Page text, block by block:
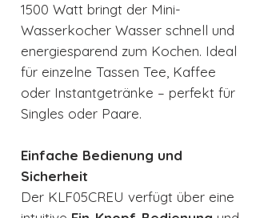
1500 Watt bringt der Mini-
Wasserkocher Wasser schnell und
energiesparend zum Kochen. Ideal
für einzelne Tassen Tee, Kaffee
oder Instantgetränke – perfekt für
Singles oder Paare.
Einfache Bedienung und
Sicherheit
Der KLF05CREU verfügt über eine